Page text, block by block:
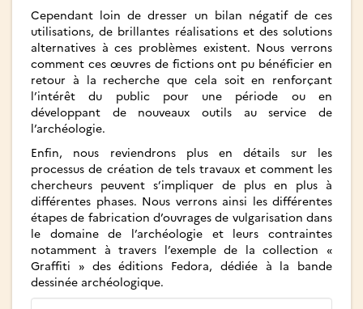
Cependant loin de dresser un bilan négatif de ces
utilisations, de brillantes réalisations et des solutions
alternatives à ces problèmes existent. Nous verrons
comment ces œuvres de fictions ont pu bénéficier en
retour à la recherche que cela soit en renforçant
l’intérêt du public pour une période ou en
développant de nouveaux outils au service de
l’archéologie.
Enfin, nous reviendrons plus en détails sur les
processus de création de tels travaux et comment les
chercheurs peuvent s’impliquer de plus en plus à
différentes phases. Nous verrons ainsi les différentes
étapes de fabrication d’ouvrages de vulgarisation dans
le domaine de l’archéologie et leurs contraintes
notamment à travers l’exemple de la collection «
Graffiti » des éditions Fedora, dédiée à la bande
dessinée archéologique.